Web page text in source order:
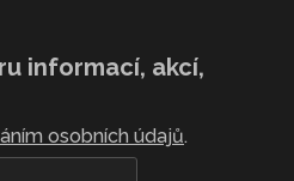
informací, akcí,
osobních údajů.